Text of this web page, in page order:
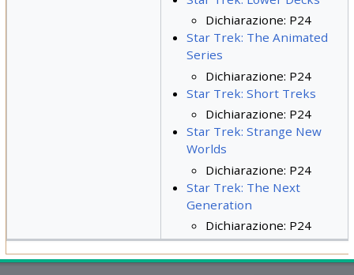
Dichiarazione: P24
Star Trek: The Animated
Series
Dichiarazione: P24
Star Trek: Short Treks
Dichiarazione: P24
Star Trek: Strange New
Worlds
Dichiarazione: P24
Star Trek: The Next
Generation
Dichiarazione: P24